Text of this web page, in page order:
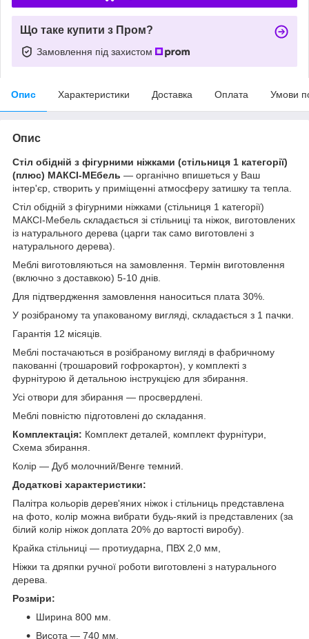
Що таке купити з Пром?
Замовлення під захистом
Опис Характеристики Доставка Оплата Умови
Опис
Стіл обідній з фігурними ніжками (стільниця 1 категорії)
(плюс) МАКСІ-МЕбель — органічно впишеться у Ваш
інтер'єр, створить у приміщенні атмосферу затишку та тепла.
Стіл обідній з фігурними ніжками (стільниця 1 категорії)
МАКСІ-Мебель складається зі стільниці та ніжок, виготовлених
із натурального дерева (царги так само виготовлені з
натурального дерева).
Меблі виготовляються на замовлення. Термін виготовлення
(включно з доставкою) 5-10 днів.
Для підтвердження замовлення наноситься плата 30%.
У розібраному та упакованому вигляді, складається з 1 пачки.
Гарантія 12 місяців.
Меблі постачаються в розібраному вигляді в фабричному
пакованні (трошаровий гофрокартон), у комплекті з
фурнітурою й детальною інструкцією для збирання.
Усі отвори для збирання — просвердлені.
Меблі повністю підготовлені до складання.
Комплектація: Комплект деталей, комплект фурнітури,
Схема збирання.
Колір — Дуб молочний/Венге темний.
Додаткові характеристики:
Палітра кольорів дерев'яних ніжок і стільниць представлена
на фото, колір можна вибрати будь-який із представлених (за
білий колір ніжок доплата 20% до вартості виробу).
Крайка стільниці — протиударна, ПВХ 2,0 мм,
Ніжки та дряпки ручної роботи виготовлені з натурального
дерева.
Розміри:
Ширина 800 мм.
Висота — 740 мм.